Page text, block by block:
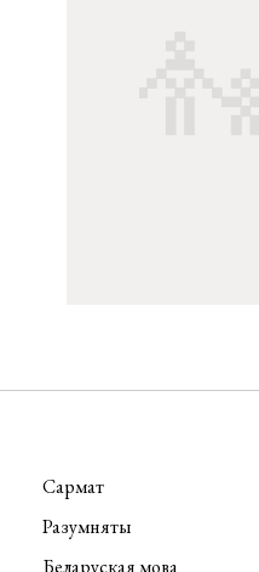
Сармат
Разумняты
Беларуская мова